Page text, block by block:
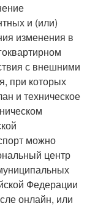
и (или)
изменения в
с внешними
при которых
и техническое
можно
центр
Федерации
онлайн, или